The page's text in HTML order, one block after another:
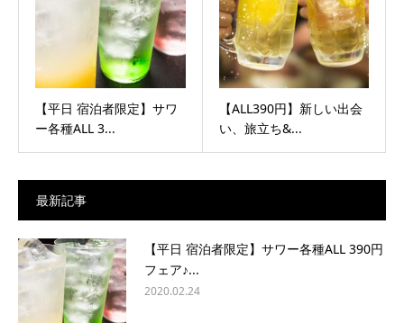
【平日 宿泊者限定】サワ
ー各種ALL 3...
【ALL390円】新しい出会
い、旅立ち&...
最新記事
【平日 宿泊者限定】サワー各種ALL 390円
フェア♪...
2020.02.24